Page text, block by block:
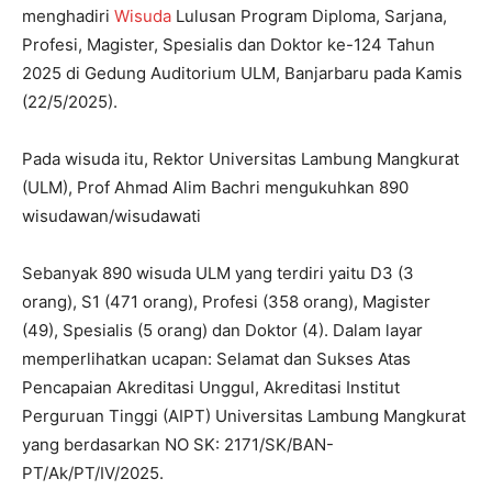
menghadiri Wisuda Lulusan Program Diploma, Sarjana,
Profesi, Magister, Spesialis dan Doktor ke-124 Tahun
2025 di Gedung Auditorium ULM, Banjarbaru pada Kamis
(22/5/2025).
Pada wisuda itu, Rektor Universitas Lambung Mangkurat
(ULM), Prof Ahmad Alim Bachri mengukuhkan 890
wisudawan/wisudawati
Sebanyak 890 wisuda ULM yang terdiri yaitu D3 (3
orang), S1 (471 orang), Profesi (358 orang), Magister
(49), Spesialis (5 orang) dan Doktor (4). Dalam layar
memperlihatkan ucapan: Selamat dan Sukses Atas
Pencapaian Akreditasi Unggul, Akreditasi Institut
Perguruan Tinggi (AIPT) Universitas Lambung Mangkurat
yang berdasarkan NO SK: 2171/SK/BAN-
PT/Ak/PT/IV/2025.